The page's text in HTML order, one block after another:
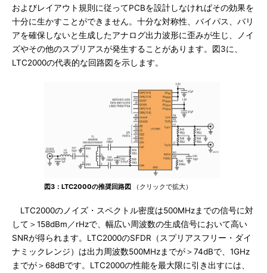
およびレイアウト規則に従ってPCBを設計しなければその効果を
十分に生かすことができません。十分な対称性、バイパス、バリ
アを確保しないと生成したアナログ出力波形に歪みが生じ、ノイ
ズやその他のスプリアスが発生することがあります。図3に、
LTC2000の代表的な回路図を示します。
図3：LTC2000の推奨回路図 （クリックで拡大）
LTC2000のノイズ・スペクトル密度は500MHzまでの信号に対
して＞158dBm／rHzで、幅広い周波数の生成信号において高い
SNRが得られます。LTC2000のSFDR（スプリアスフリー・ダイ
ナミックレンジ）は出力周波数500MHzまでが＞74dBで、1GHz
までが＞68dBです。LTC2000の性能を最大限に引き出すには、